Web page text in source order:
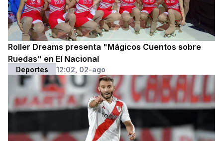
Roller Dreams presenta "Mágicos Cuentos sobre
Ruedas" en El Nacional
Deportes 12:02, 02-ago